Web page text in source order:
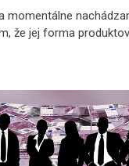
momentálne
že jej forma